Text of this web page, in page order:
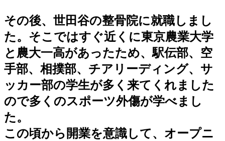
その後、世田谷の整骨院に就職しまし
た。そこではすぐ近くに東京農業大学
と農大一高があったため、駅伝部、空
手部、相撲部、チアリーディング、サ
ッカー部の学生が多く来てくれました
ので多くのスポーツ外傷が学べまし
た。
この頃から開業を意識して、オープニ